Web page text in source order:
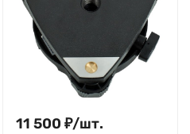
11 500 ₽/шт.